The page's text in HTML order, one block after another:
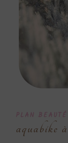
PLAN BEAUTÉ
aquabike